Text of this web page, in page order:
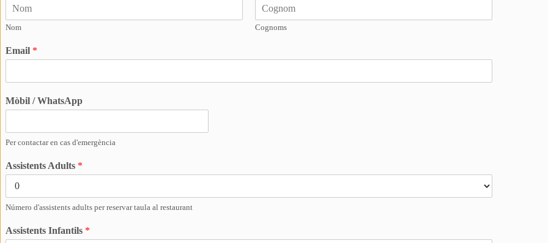
Nom Cognoms
Email *
Mòbil / WhatsApp
Per contactar en cas d'emergència
Assistents Adults *
Número d'assistents adults per reservar taula al restaurant
Assistents Infantils *